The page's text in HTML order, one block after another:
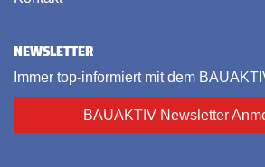
NEWSLETTER
Immer top-informiert mit dem
BAUAKTIV Newsletter